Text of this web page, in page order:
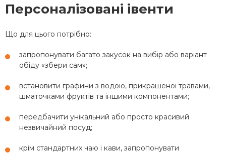
Персоналізовані івенти
Що для цього потрібно:
запропонувати багато закусок на вибір або варіант
обіду «збери сам»;
встановити графини з водою, прикрашеної травами,
шматочками фруктів та іншими компонентами;
передбачити унікальний або просто красивий
незвичайний посуд;
крім стандартних чаю і кави, запропонувати